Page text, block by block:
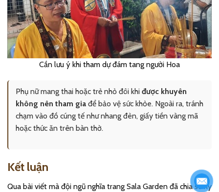
Cần lưu ý khi tham dự đám tang người Hoa
Phụ nữ mang thai hoặc trẻ nhỏ đôi khi được khuyên
không nên tham gia để bảo vệ sức khỏe. Ngoài ra, tránh
chạm vào đồ cúng tế như nhang đèn, giấy tiền vàng mã
hoặc thức ăn trên bàn thờ.
Kết luận
Qua bài viết mà đội ngũ nghĩa trang Sala Garden đã chia sẻ hy